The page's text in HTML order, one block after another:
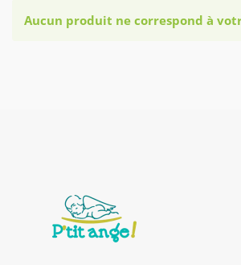
Aucun produit ne correspond à